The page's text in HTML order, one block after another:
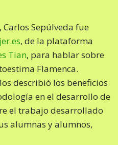
Sepúlveda fue
, de la plataforma
Tian, para hablar sobre
Flamenca.
describió los beneficios
en el desarrollo de
el trabajo desarrollado
alumnas y alumnos,